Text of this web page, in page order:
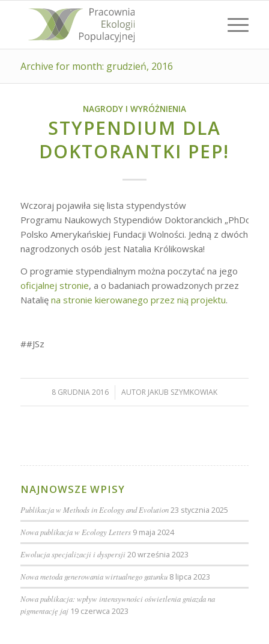
Archive for month: grudzień, 2016
NAGRODY I WYRÓŻNIENIA
STYPENDIUM DLA
DOKTORANTKI PEP!
Wczoraj pojawiła się lista stypendystów
Programu Naukowych Stypendiów Doktoranckich „PhDo”
Polsko Amerykańskiej Fundacji Wolności. Jedną z dwóch
nagrodzonych osób jest Natalia Królikowska!
O programie stypendialnym można poczytać na jego
oficjalnej stronie, a o badaniach prowadzonych przez
Natalię na stronie kierowanego przez nią projektu.
##JSz
8 GRUDNIA 2016
/ AUTOR JAKUB SZYMKOWIAK
NAJNOWSZE WPISY
Publikacja w Methods in Ecology and Evolution 23 stycznia 2025
Nowa publikacja w Ecology Letters 9 maja 2024
Ewolucja specjalizacji i dyspersji 20 września 2023
Nowa metoda generowania wirtualnego gatunku 8 lipca 2023
Nowa publikacja: wpływ intensywności oświetlenia gniazda na
pigmentację jaj 19 czerwca 2023